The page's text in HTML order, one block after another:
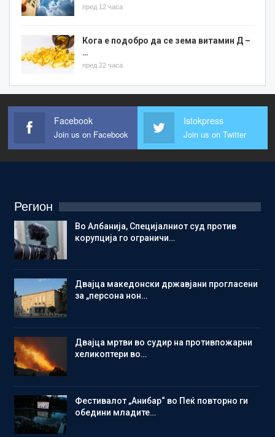
пред 12 часа
Кога е подобро да се зема витамин Д –
…
пред 22 часа
Facebook
Join us on Facebook
Istokpress
Join us on Twitter
Регион
Во Албанија, Специјалниот суд против
корупција го ограничи…
Двајца македонски државјани прогласени
за „персона нон…
Двајца мртви во судир на противпожарни
хеликоптери во…
Фестивалот „Анибар“ во Пеќ повторно ги
обедини младите…